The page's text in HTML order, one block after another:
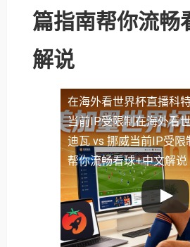
篇指南帮你流畅
解说
在海外看世界杯直播科
当前IP受限制在海外看
迪瓦 vs 挪威当前IP受限
帮你流畅看球+中文解说